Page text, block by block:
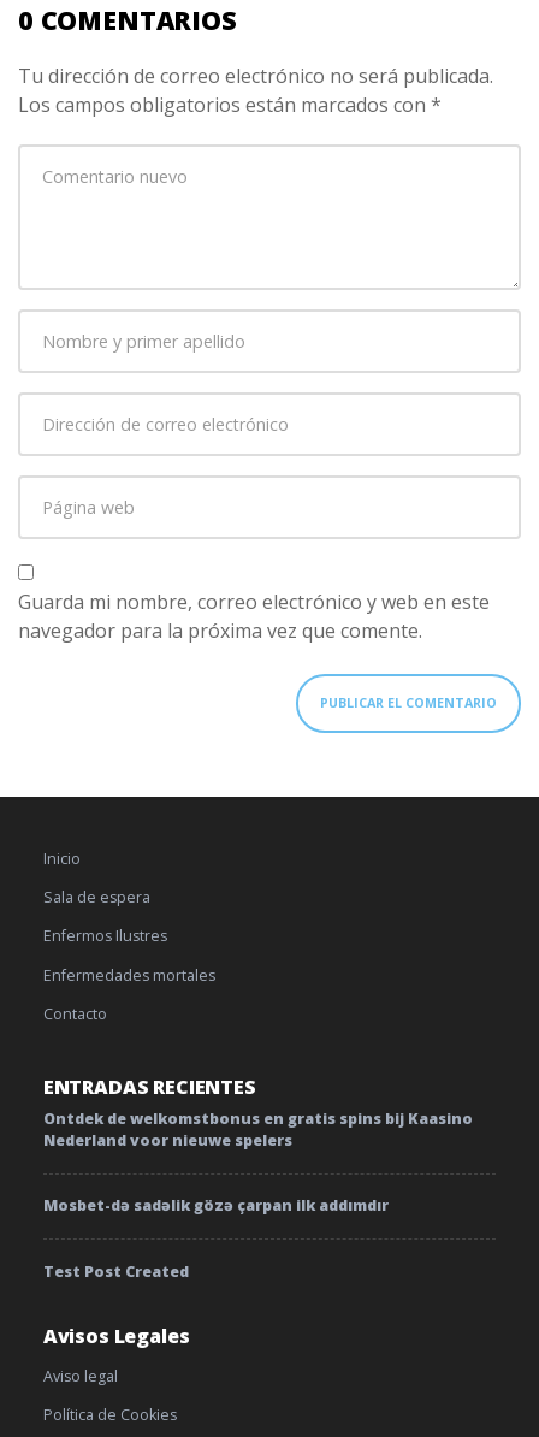
0 COMENTARIOS
Tu dirección de correo electrónico no será publicada.
Los campos obligatorios están marcados con *
comentario*
primer
correo
web
Guarda mi nombre, correo electrónico y web en este
navegador para la próxima vez que comente.
Inicio
Sala de espera
Enfermos Ilustres
Enfermedades mortales
Contacto
ENTRADAS RECIENTES
Ontdek de welkomstbonus en gratis spins bij Kaasino
Nederland voor nieuwe spelers
Mosbet-də sadəlik gözə çarpan ilk addımdır
Test Post Created
Avisos Legales
Aviso legal
Política de Cookies